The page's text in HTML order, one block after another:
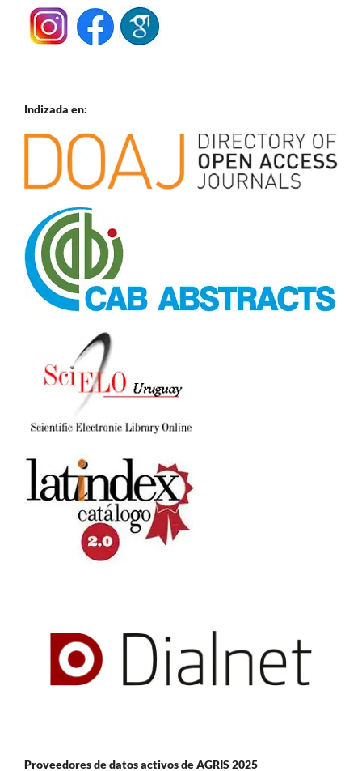
Indizada en:
Proveedores de datos activos de AGRIS 2025